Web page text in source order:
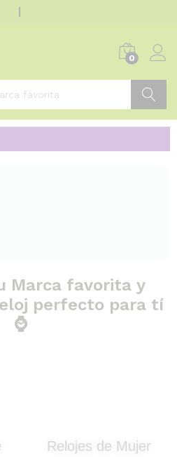
0
Marca favorita y
perfecto para tí
⌚
Relojes de Mujer